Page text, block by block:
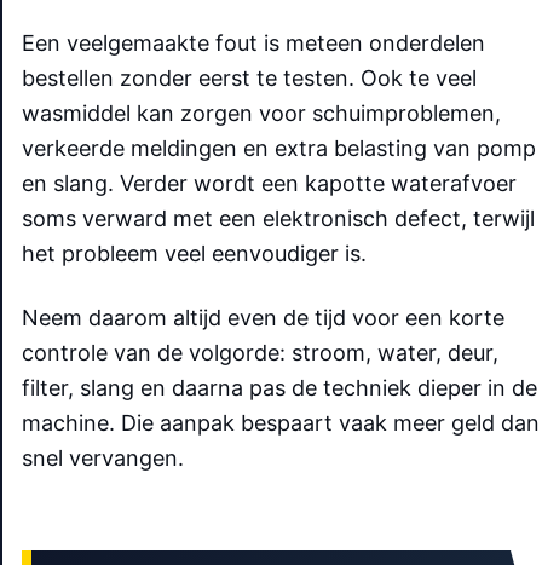
Een veelgemaakte fout is meteen onderdelen
bestellen zonder eerst te testen. Ook te veel
wasmiddel kan zorgen voor schuimproblemen,
verkeerde meldingen en extra belasting van pomp
en slang. Verder wordt een kapotte waterafvoer
soms verward met een elektronisch defect, terwijl
het probleem veel eenvoudiger is.
Neem daarom altijd even de tijd voor een korte
controle van de volgorde: stroom, water, deur,
filter, slang en daarna pas de techniek dieper in de
machine. Die aanpak bespaart vaak meer geld dan
snel vervangen.